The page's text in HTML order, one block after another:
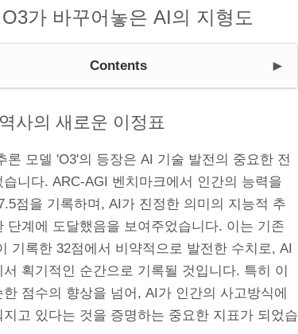
가 바꾸어놓은 AI의 지형도
Contents ►
사의 새로운 이정표
론 모델 'O3'의 등장은 AI 기술 발전의 중요한 전
습니다. ARC-AGI 벤치마크에서 인간의 능력을
점을 기록하며, AI가 진정한 의미의 지능적 추
단계에 도달했음을 보여주었습니다. 이는 기존
기록한 32점에서 비약적으로 발전한 수치로, AI
서 획기적인 순간으로 기록될 것입니다. 특히 이
한 점수의 향상을 넘어, AI가 인간의 사고방식에
지고 있다는 것을 증명하는 중요한 지표가 되었습